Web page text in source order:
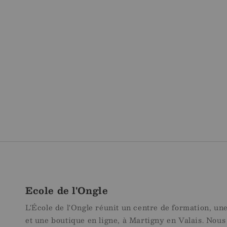
Ecole de l'Ongle
L'École de l'Ongle réunit un centre de formation,
et une boutique en ligne, à Martigny en Valais. Nous